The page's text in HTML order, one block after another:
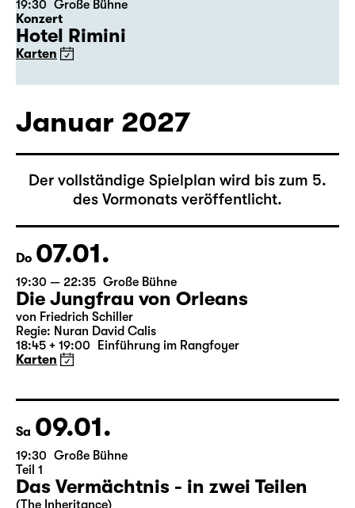
Do 31.12.
Große Bühne
Karten
Januar 2027
Der vollständige Spielplan wird bis zum 5.
des Vormonats veröffentlicht.
Do 07.01.
19:30 — 22:35 Große Bühne
Die Jungfrau von Orleans
18:45 + 19:00 Einführung im Rangfoyer
Karten
Sa 09.01.